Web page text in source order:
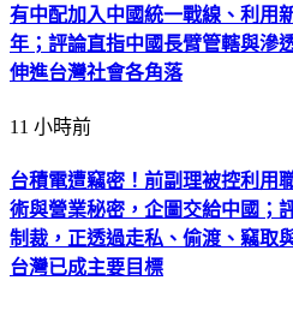
有中配加入中國統一戰線、利用
年；評論直指中國長臂管轄與滲
伸進台灣社會各角落
11 小時前
台積電遭竊密！前副理被控利用
術與營業秘密，企圖交給中國；
制裁，正透過走私、偷渡、竊取
台灣已成主要目標